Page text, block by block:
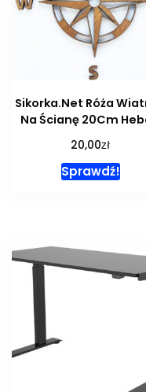
Sikorka.Net Róża
Na Ścianę 20Cm
20,00zł
Sprawdź!